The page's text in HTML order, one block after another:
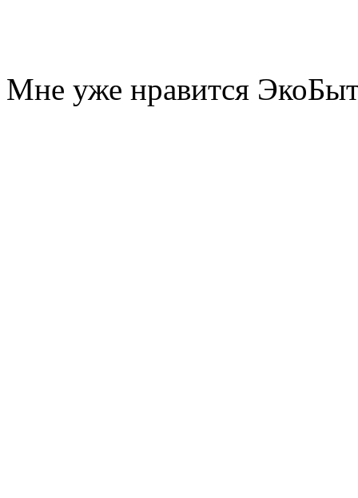
Мне уже нравится